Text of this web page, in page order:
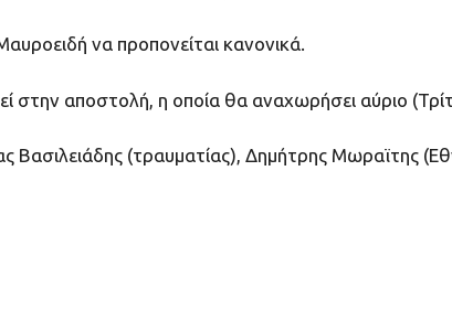
να προπονείται κανονικά.
στην αποστολή, η οποία θα αναχωρήσει αύριο
Βασιλειάδης (τραυματίας), Δημήτρης Μωραϊτης